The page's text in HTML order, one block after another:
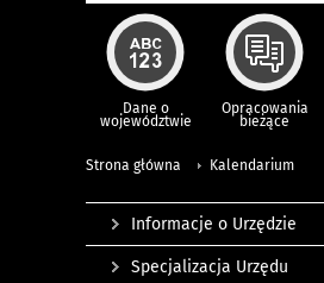
Dane o
województwie
Opracowania
bieżące
Strona główna Kalendarium
Informacje o Urzędzie
Specjalizacja Urzędu